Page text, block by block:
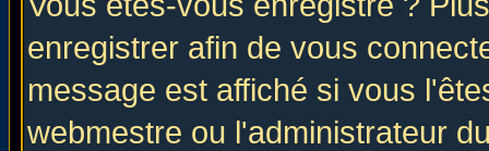
enregistrer afin de vous
message est affiché si vous
webmestre ou l'administrateur